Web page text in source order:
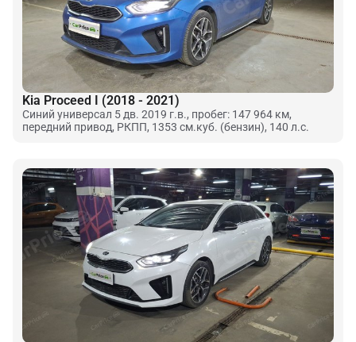
Kia Proceed I (2018 - 2021)
Синий универсал 5 дв. 2019 г.в., пробег: 147 964 км,
передний привод, РКПП, 1353 см.куб. (бензин), 140 л.с.